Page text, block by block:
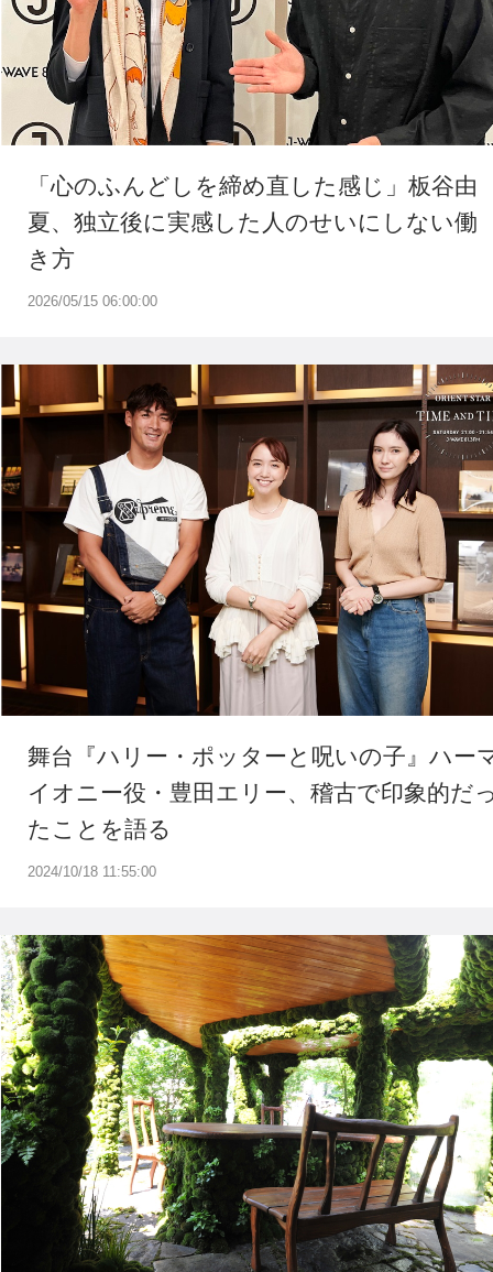
2026/05/15 06:00:00
「心のふんどしを締め直した感じ」板谷由
夏、独立後に実感した人のせいにしない働
き方
2024/10/18 11:55:00
舞台『ハリー・ポッターと呪いの子』ハー
イオニー役・豊田エリー、稽古で印象的だ
たことを語る